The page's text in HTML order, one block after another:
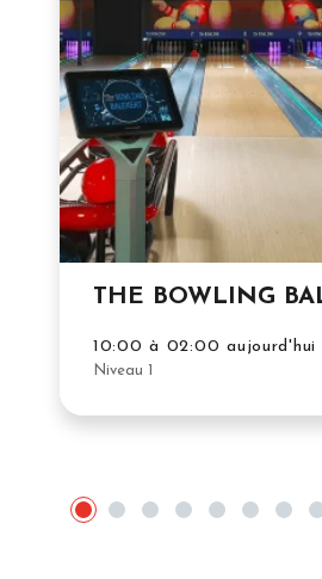
THE BOWLING
10:00 à 02:00 aujourd'hui
Niveau 1